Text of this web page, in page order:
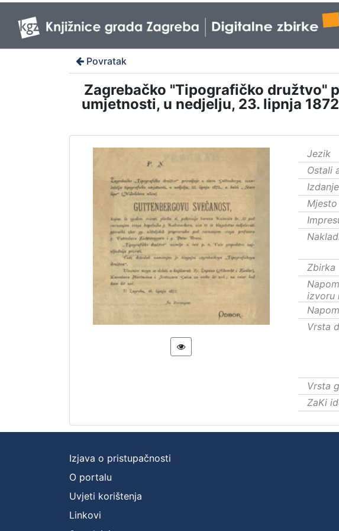
Povratak
Zagrebačko "Tipografičko družtvo"
umjetnosti, u nedjelju, 23. lipnja
Jezik
Ostali
Izdanje
Zbirka
izvoru
Vrsta
Vrsta
ZaKi
Izjava o pristupačnosti
O portalu
Uvjeti korištenja
Linkovi